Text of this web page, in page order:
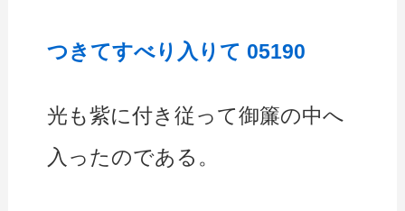
つきてすべり入りて 05190
光も紫に付き従って御簾の中へ
入ったのである。